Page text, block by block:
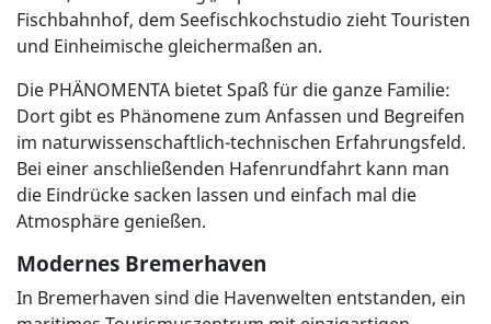
Fischbahnhof, dem Seefischkochstudio zieht Touristen
und Einheimische gleichermaßen an.
Die PHÄNOMENTA bietet Spaß für die ganze Familie:
Dort gibt es Phänomene zum Anfassen und Begreifen
im naturwissenschaftlich-technischen Erfahrungsfeld.
Bei einer anschließenden Hafenrundfahrt kann man
die Eindrücke sacken lassen und einfach mal die
Atmosphäre genießen.
Modernes Bremerhaven
In Bremerhaven sind die Havenwelten entstanden, ein